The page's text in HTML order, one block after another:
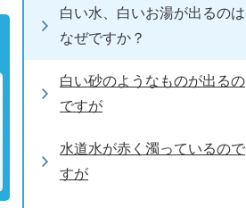
白い水、白いお湯が出るのは
なぜですか？
白い砂のようなものが出るの
ですが
水道水が赤く濁っているので
すが